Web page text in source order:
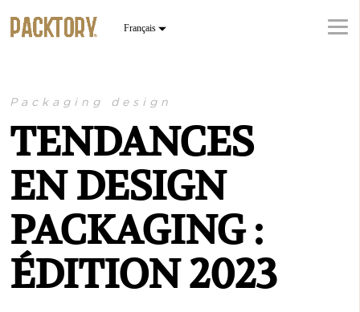
Packaging design
TENDANCES
EN DESIGN
PACKAGING :
ÉDITION 2023